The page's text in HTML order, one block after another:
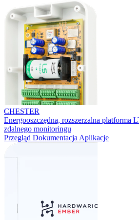
CHESTER
Energooszczędna, rozszerzalna
zdalnego monitoringu
Przegląd Dokumentacja Aplikacje